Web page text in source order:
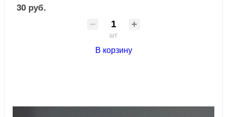
30 руб.
шт
В корзину